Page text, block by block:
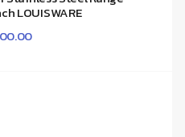
LOUISWARE